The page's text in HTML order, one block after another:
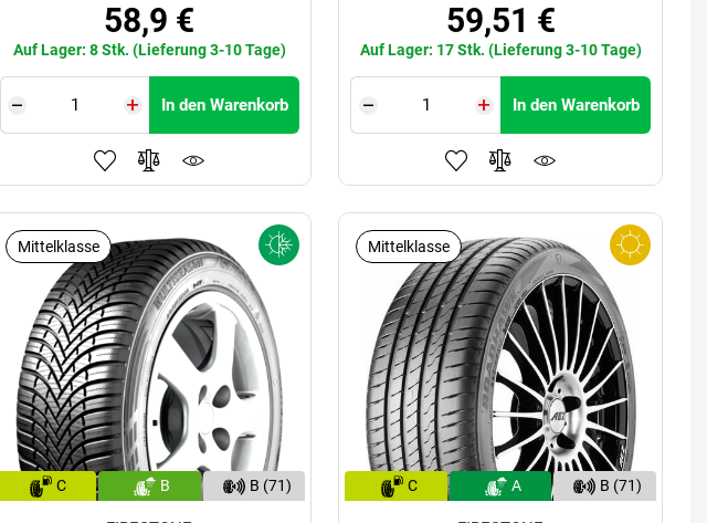
58,9 €
Auf Lager: 8 Stk. (Lieferung 3-10 Tage)
In den Warenkorb
59,51 €
Auf Lager: 17 Stk. (Lieferung 3-10 Tage)
In den Warenkorb
Mittelklasse
C B B (71)
Mittelklasse
C A B (71)